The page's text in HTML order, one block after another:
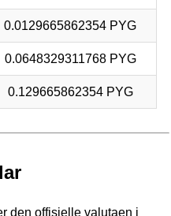
0.0129665862354 PYG
0.0648329311768 PYG
0.129665862354 PYG
den offisielle valutaen i